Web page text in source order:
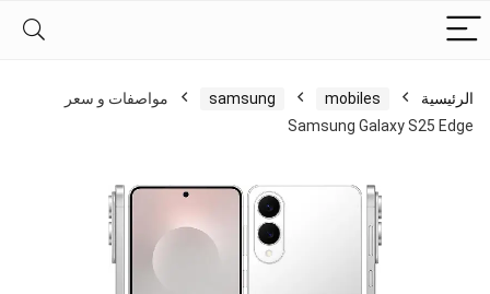
الرئيسية mobiles
samsung
مواصفات و سعر
Samsung Galaxy S25 Edge